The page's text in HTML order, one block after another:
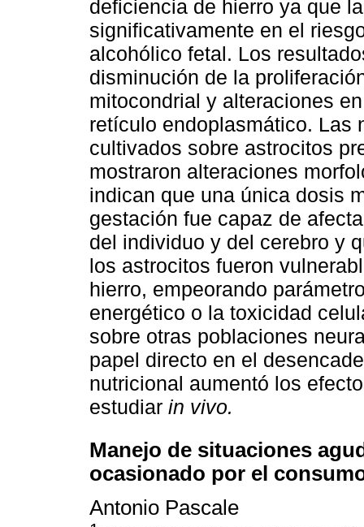
deficiencia de hierro ya que
significativamente en el
alcohólico fetal. Los
disminución de la
mitocondrial y alteraciones
retículo endoplasmático. Las
cultivados sobre astrocitos
mostraron alteraciones
indican que una única dosis
gestación fue capaz de
del individuo y del cerebro y
los astrocitos fueron
hierro, empeorando
energético o la toxicidad
sobre otras poblaciones
papel directo en el
nutricional aumentó los
estudiar in vivo.
Manejo de situaciones
ocasionado por el
Antonio Pascale